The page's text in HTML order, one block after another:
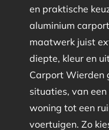
en praktische
aluminium
maatwerk juist
diepte, kleur en
Carport Wierden
situaties, van
woning tot een
voertuigen. Zo